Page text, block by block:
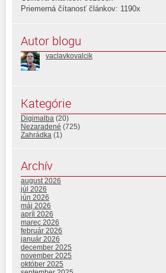
Priemerná čítanosť článkov: 1190x
Autor blogu
vaclavkovalcik
Kategórie
Digimalba (20)
Nezaradené (725)
Zahrádka (1)
Archív
august 2026
júl 2026
jún 2026
máj 2026
apríl 2026
marec 2026
február 2026
január 2026
december 2025
november 2025
október 2025